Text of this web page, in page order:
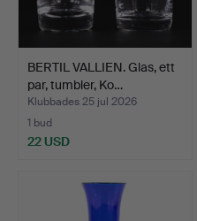
BERTIL VALLIEN. Glas, ett
par, tumbler, Ko…
Klubbades 25 jul 2026
1 bud
22 USD